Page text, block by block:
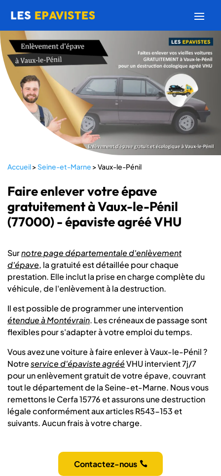
Accueil>Seine-et-Marne >Vaux-le-Pénil
Faire enlever votre épave
gratuitement à Vaux-le-Pénil
(77000) - épaviste agréé VHU
Surnotre page départementale d'enlèvement
d'épave, la gratuité est détaillée pour chaque
prestation. Elle inclut la prise en charge complète du
véhicule, de l'enlèvement à la destruction.
Il est possible de programmer une intervention
étendue à Montévrain. Les créneaux de passage sont
flexibles pour s'adapter à votre emploi du temps.
Vous avez une voiture à faire enlever à Vaux-le-Pénil ?
Notreservice d'épaviste agrééVHU intervient 7j/7
pour un enlèvement gratuit de votre épave, couvrant
tout le département de la Seine-et-Marne. Nous vous
remettons le Cerfa 15776 et assurons une destruction
légale conformément aux articles R543-153 et
suivants. Aucun frais à votre charge.
Contactez-nous